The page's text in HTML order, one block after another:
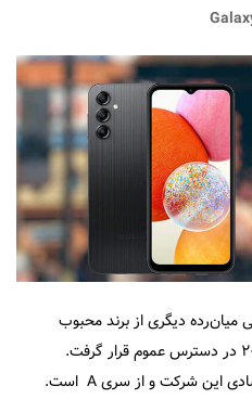
دیگری از برند محبوب
سامسونگ است که در ۲۷ مارچ ۲۰۲۳ در دسترس عموم قرار گرفت.
Galaxy A14 یکی از گوشی‌های اقتصادی این شرکت و از سری A است.